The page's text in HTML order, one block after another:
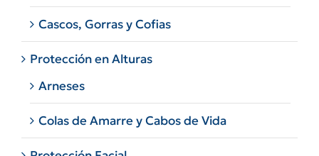
Cascos, Gorras y Cofias
Protección en Alturas
Arneses
Colas de Amarre y Cabos de Vida